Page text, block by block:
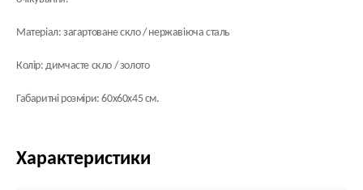
Матеріал: загартоване скло / нержавіюча сталь
Колір: димчасте скло / золото
Габаритні розміри: 60х60х45 см.
Характеристики